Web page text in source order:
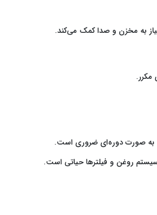
به مخزن و صدا کمک می‌کند.
مکرر.
به صورت دوره‌ای ضروری است.
روغن و فیلترها حیاتی است.